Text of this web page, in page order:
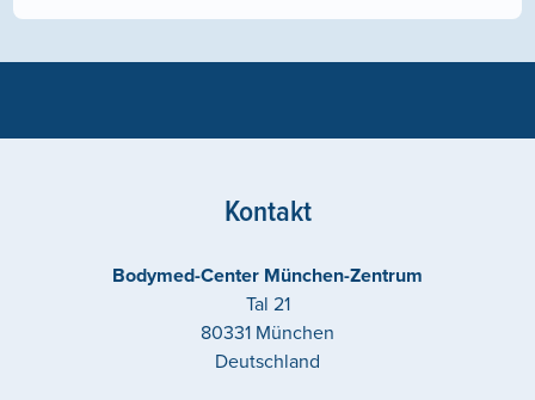
Kontakt
Bodymed-Center München-Zentrum
Tal 21
80331 München
Deutschland